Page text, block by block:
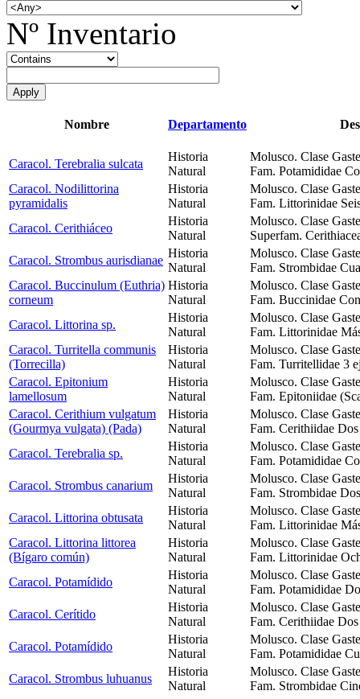
Nº Inventario
Nombre Departamento
Caracol. Terebralia sulcata
Historia
Natural
Molusco. Clase
Fam. Potamididae
Caracol. Nodilittorina
pyramidalis
Historia
Natural
Molusco. Clase
Fam. Littorinidae
Caracol. Cerithiáceo
Historia
Natural
Molusco. Clase
Superfam.
Caracol. Strombus aurisdianae
Historia
Natural
Molusco. Clase
Fam. Strombidae
Caracol. Buccinulum (Euthria)
corneum
Historia
Natural
Molusco. Clase
Fam. Buccinidae
Caracol. Littorina sp.
Historia
Natural
Molusco. Clase
Fam. Littorinidae
Caracol. Turritella communis
(Torrecilla)
Historia
Natural
Molusco. Clase
Fam. Turritellidae 3
Caracol. Epitonium
lamellosum
Historia
Natural
Molusco. Clase
Fam. Epitoniidae
Caracol. Cerithium vulgatum
(Gourmya vulgata) (Pada)
Historia
Natural
Molusco. Clase
Fam. Cerithiidae
Caracol. Terebralia sp.
Historia
Natural
Molusco. Clase
Fam. Potamididae
Caracol. Strombus canarium
Historia
Natural
Molusco. Clase
Fam. Strombidae
Caracol. Littorina obtusata
Historia
Natural
Molusco. Clase
Fam. Littorinidae
Caracol. Littorina littorea
(Bígaro común)
Historia
Natural
Molusco. Clase
Fam. Littorinidae
Caracol. Potamídido
Historia
Natural
Molusco. Clase
Fam. Potamididae
Caracol. Cerítido
Historia
Natural
Molusco. Clase
Fam. Cerithiidae
Caracol. Potamídido
Historia
Natural
Molusco. Clase
Fam. Potamididae
Caracol. Strombus luhuanus
Historia
Natural
Molusco. Clase
Fam. Strombidae